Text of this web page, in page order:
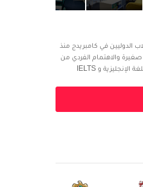
في كامبريدج منذ
صغيرة والاهتمام الفردي من
قبل فريق المعهد. معهد سلكت إنجلش يقدم دروسًا للإعداد لامتحانات اللغة الإنجليزية و IELTS